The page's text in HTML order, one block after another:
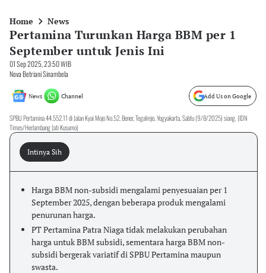
Home News
Pertamina Turunkan Harga BBM per 1
September untuk Jenis Ini
01 Sep 2025, 23:50 WIB
Nova Betriani Sinambela
News Channel Add Us on Google
SPBU Pertamina 44.552.11 di Jalan Kyai Mojo No.52, Bener, Tegalrejo, Yogyakarta, Sabtu (9/8/2025) siang. (IDN
Times/Herlambang Jati Kusumo)
Intinya Sih
Harga BBM non-subsidi mengalami penyesuaian per 1
September 2025, dengan beberapa produk mengalami
penurunan harga.
PT Pertamina Patra Niaga tidak melakukan perubahan
harga untuk BBM subsidi, sementara harga BBM non-
subsidi bergerak variatif di SPBU Pertamina maupun
swasta.